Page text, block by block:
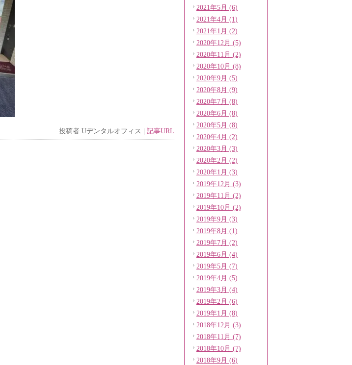
投稿者 Uデンタルオフィス | 記事URL
2021年5月 (6)
2021年4月 (1)
2021年1月 (2)
2020年12月 (5)
2020年11月 (2)
2020年10月 (8)
2020年9月 (5)
2020年8月 (9)
2020年7月 (8)
2020年6月 (8)
2020年5月 (8)
2020年4月 (2)
2020年3月 (3)
2020年2月 (2)
2020年1月 (3)
2019年12月 (3)
2019年11月 (2)
2019年10月 (2)
2019年9月 (3)
2019年8月 (1)
2019年7月 (2)
2019年6月 (4)
2019年5月 (7)
2019年4月 (5)
2019年3月 (4)
2019年2月 (6)
2019年1月 (8)
2018年12月 (3)
2018年11月 (7)
2018年10月 (7)
2018年9月 (6)